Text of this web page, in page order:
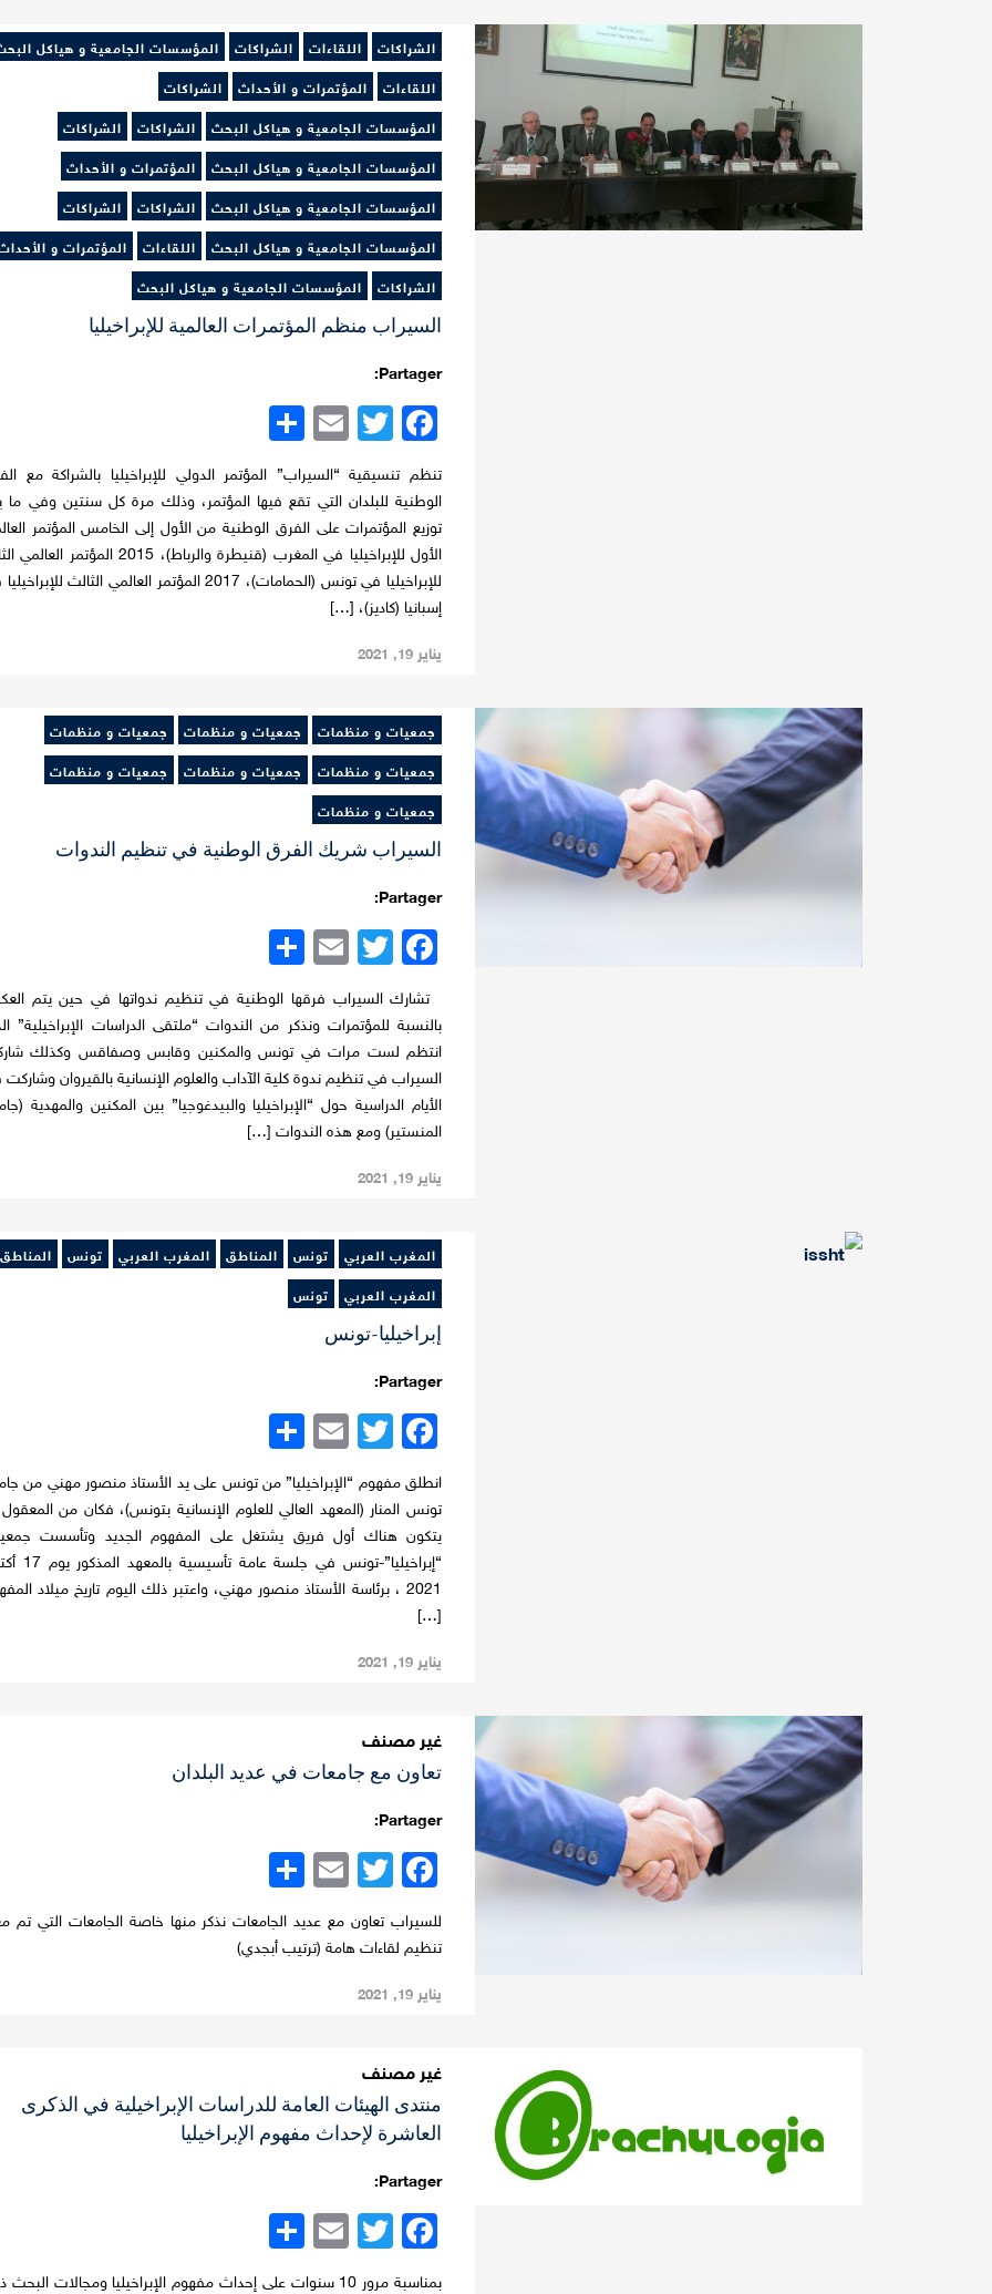
الشراكات اللقاءات الشراكات
المؤسسات الجامعية و هياكل
اللقاءات
المؤتمرات و الأحداث
الشراكات
المؤسسات الجامعية و هياكل البحث
الشراكات
الشراكات
المؤسسات الجامعية و هياكل البحث
المؤتمرات و الأحداث
المؤسسات الجامعية و هياكل البحث
الشراكات
الشراكات
المؤسسات الجامعية و هياكل البحث
اللقاءات
المؤتمرات و
الشراكات
المؤسسات الجامعية و هياكل البحث
السيراب منظم المؤتمرات العالمية للإبراخيليا
Partager:
Facebook
Twitter
Email
تنظم تنسيقية “السيراب” المؤتمر الدولي للإبراخيليا بالشراكة مع
الوطنية للبلدان التي تقع فيها المؤتمر، وذلك مرة كل سنتين وفي ما
توزيع المؤتمرات على الفرق الوطنية من الأول إلى الخامس المؤتمر
الأول للإبراخيليا في المغرب (قنيطرة والرباط)، 2015 المؤتمر
للإبراخيليا في تونس (الحمامات)، 2017 المؤتمر العالمي الثالث
إسبانيا (كاديز)، […]
يناير 19, 2021
جمعيات و منظمات جمعيات و منظمات
جمعيات و منظمات
جمعيات و منظمات
جمعيات و منظمات
جمعيات و منظمات
جمعيات و منظمات
السيراب شريك الفرق الوطنية في تنظيم الندوات
Partager:
Facebook
Twitter
Email
تشارك السيراب فرقها الوطنية في تنظيم ندواتها في حين يتم
بالنسبة للمؤتمرات ونذكر من الندوات “ملتقى الدراسات الإبراخيلية”
انتظم لست مرات في تونس والمكنين وقابس وصفاقس وكذلك
السيراب في تنظيم ندوة كلية الآداب والعلوم الإنسانية بالقيروان
الأيام الدراسية حول “الإبراخيليا والبيدغوجيا” بين المكنين والمهدية
المنستير) ومع هذه الندوات […]
يناير 19, 2021
المغرب العربي تونس المناطق المغرب العربي تونس
المناطق
المغرب العربي
تونس
إبراخيليا-تونس
Partager:
Facebook
Twitter
Email
انطلق مفهوم “الإبراخيليا” من تونس على يد الأستاذ منصور مهني من
تونس المنار (المعهد العالي للعلوم الإنسانية بتونس)، فكان من
يتكون هناك أول فريق يشتغل على المفهوم الجديد وتأسست
“إبراخيليا”-تونس في
2021 ، برئاسة الأستاذ منصور مهني، واعتبر ذلك اليوم تاريخ ميلاد
[…]
يناير 19, 2021
غير مصنف
تعاون مع جامعات في عديد البلدان
Partager:
Facebook
Twitter
Email
للسيراب تعاون مع عديد الجامعات نذكر منها خاصة الجامعات التي تم
تنظيم لقاءات هامة (ترتيب أبجدي)
يناير 19, 2021
غير مصنف
منتدى الهيئات العامة للدراسات الإبراخيلية في الذكرى
العاشرة لإحداث مفهوم الإبراخيليا
Partager:
Facebook
Twitter
Email
بمناسبة مرور 10 سنوات على إحداث مفهوم الإبراخيليا ومجالات